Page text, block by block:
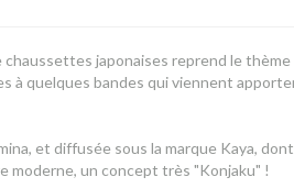
japonaises reprend le
à quelques bandes qui viennent
et diffusée sous la marque Kaya,
moderne, un concept très "Konjaku" !